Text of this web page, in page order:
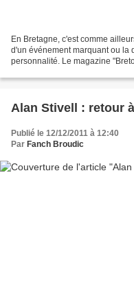
En Bretagne, c'est comme
d'un événement marquant ou la
personnalité. Le magazine
Alan Stivell : retour
Publié le 12/12/2011 à 12:40
Par Fanch Broudic